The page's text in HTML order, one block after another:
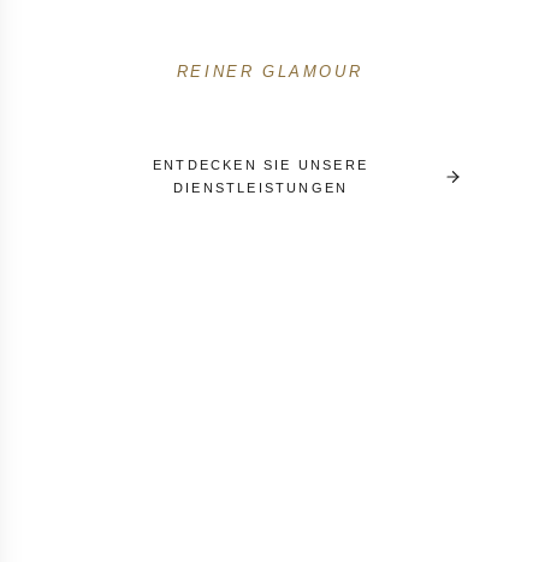
REINER GLAMOUR
ENTDECKEN SIE UNSERE
DIENSTLEISTUNGEN